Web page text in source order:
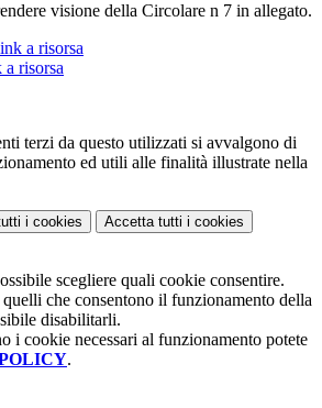
visione della Circolare n 7 in allegato.
a risorsa
risorsa
terzi da questo utilizzati si avvalgono di
ed utili alle finalità illustrate nella
i cookies Accetta tutti i cookies
scegliere quali cookie consentire.
che consentono il funzionamento della
disabilitarli.
i cookie necessari al funzionamento potete
.